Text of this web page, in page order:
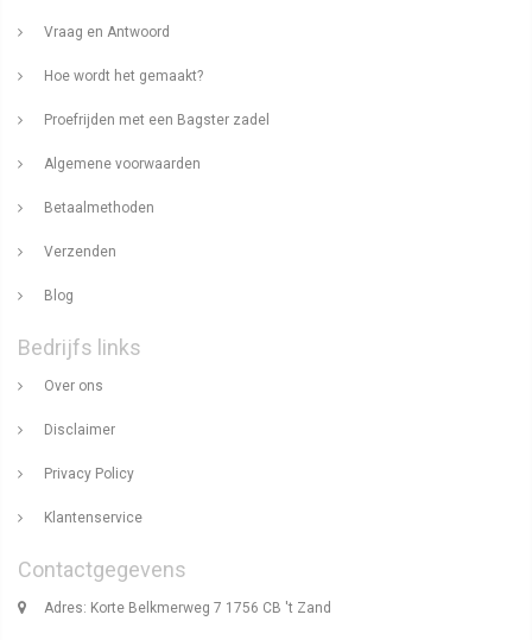
Vraag en Antwoord
Hoe wordt het gemaakt?
Proefrijden met een Bagster zadel
Algemene voorwaarden
Betaalmethoden
Verzenden
Blog
Bedrijfs links
Over ons
Disclaimer
Privacy Policy
Klantenservice
Contactgegevens
Adres: Korte Belkmerweg 7 1756 CB 't Zand